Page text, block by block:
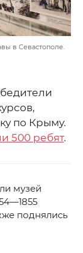
в Севастополе.
по Крыму.
500 ребят.
музей
поднялись